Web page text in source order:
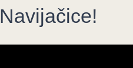
Navijačice!